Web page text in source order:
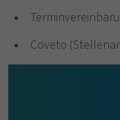
Coveto